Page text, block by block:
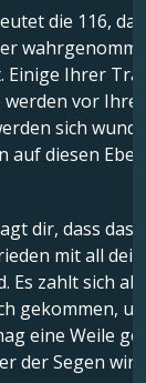
die 116,
Ihrer
vor Ihren
sich
diesen
dir, dass das
mit all
zahlt sich
gekommen, um
eine Weile
der Segen wird